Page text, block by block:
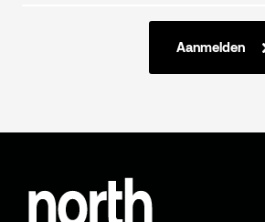
Aanmelden